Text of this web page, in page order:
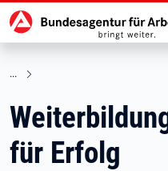
zu den Hauptinhalten springen
für Erfolg